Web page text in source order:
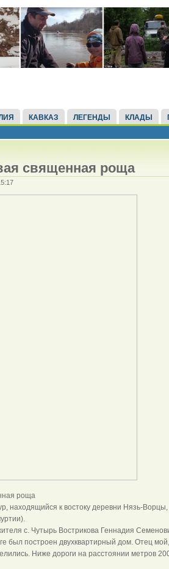
КАВКАЗ ЛЕГЕНДЫ КЛАДЫ
священная роща
роща
находящийся к востоку деревни Нязь-
с. Чутырь Вострикова Геннадия
был построен двухквартирный дом. Отец
Ниже дороги на расстоянии метров